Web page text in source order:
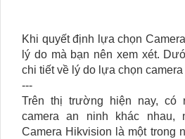
Khi quyết định lựa chọn
lý do mà bạn nên xem xét.
chi tiết về lý do lựa chọn
---
Trên thị trường hiện nay, có
camera an ninh khác nhau,
Camera Hikvision là một trong